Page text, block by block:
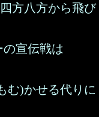
方八方から飛び
宣伝戦は
む)かせる代りに